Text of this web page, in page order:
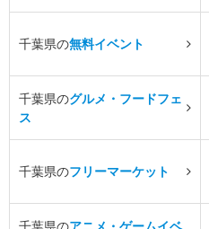
千葉県の無料イベント
千葉県のグルメ・フードフェ
ス
千葉県のフリーマーケット